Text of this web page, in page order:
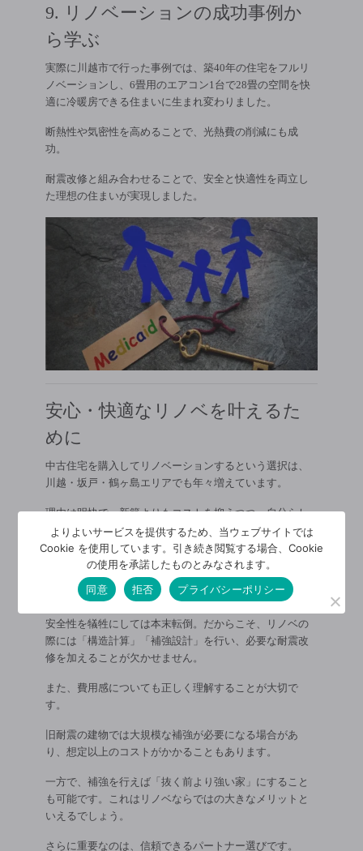
9. リノベーションの成功事例か
ら学ぶ
実際に川越市で行った事例では、築40年の住宅をフルリ
ノベーションし、6畳用のエアコン1台で28畳の空間を快
適に冷暖房できる住まいに生まれ変わりました。
断熱性や気密性を高めることで、光熱費の削減にも成
功。
耐震改修と組み合わせることで、安全と快適性を両立し
た理想の住まいが実現しました。
安心・快適なリノベを叶えるた
めに
中古住宅を購入してリノベーションするという選択は、
川越・坂戸・鶴ヶ島エリアでも年々増えています。
理由は明快で、新築よりもコストを抑えつつ、自分らし
い住まいを実現できるからです。
しかし、そこで忘れてはならないのが「耐震性」です。
間取りを自由に変えるリノベーションは魅力的ですが、
柱や壁を取り除けば耐震性能は低下します。
安全性を犠牲にしては本末転倒。だからこそ、リノベの
際には「構造計算」「補強設計」を行い、必要な耐震改
修を加えることが欠かせません。
また、費用感についても正しく理解することが大切で
す。
旧耐震の建物では大規模な補強が必要になる場合があ
り、想定以上のコストがかかることもあります。
一方で、補強を行えば「抜く前より強い家」にすること
も可能です。これはリノベならではの大きなメリットと
いえるでしょう。
さらに重要なのは、信頼できるパートナー選びです。
よりよいサービスを提供するため、当ウェブサイトでは
Cookie を使用しています。引き続き閲覧する場合、Cookie
の使用を承諾したものとみなされます。
同意
拒否 プライバシーポリシー